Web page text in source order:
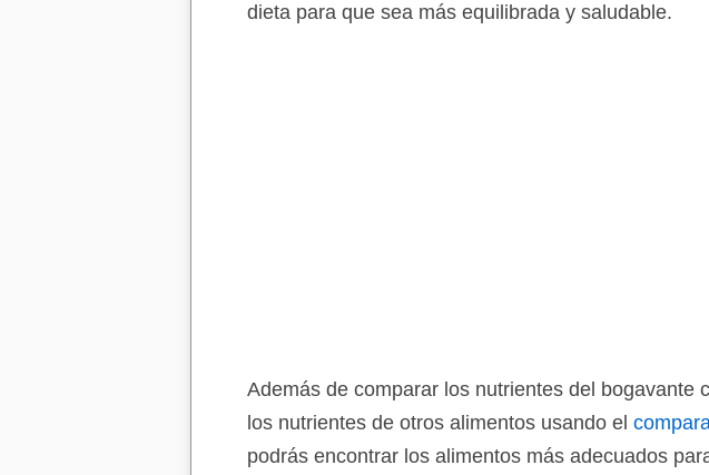
dieta para que sea más equilibrada y saludable.
Además de comparar los nutrientes del
los nutrientes de otros alimentos usando el
podrás encontrar los alimentos más adecuados